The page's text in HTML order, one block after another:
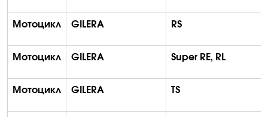
Мотоцикл GILERA RS
Мотоцикл GILERA Super RE, RL
Мотоцикл GILERA TS